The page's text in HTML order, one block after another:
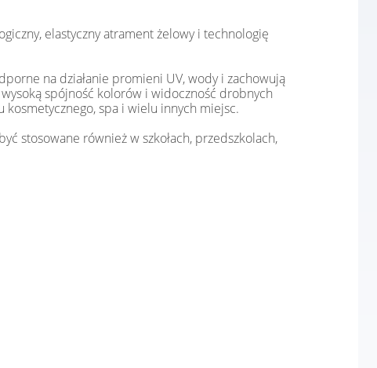
elastyczny atrament żelowy i technologię
na działanie promieni UV, wody i zachowują
spójność kolorów i widoczność drobnych
kosmetycznego, spa i wielu innych miejsc.
stosowane również w szkołach, przedszkolach,